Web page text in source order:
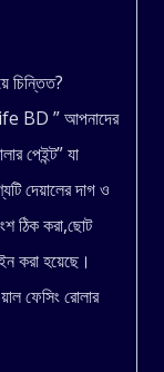
চিন্তিত?
BD ” আপনাদের
পেইন্ট” যা
দেয়ালের দাগ ও
ঠিক করা,ছোট
করা হয়েছে।
ফেসিং রোলার